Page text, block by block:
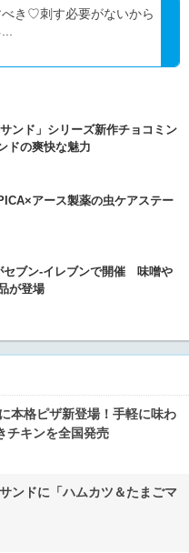
き♡刺す必要がないから
ンド」シリーズ新作チョコミン
ドの爽快な魅力
アース製薬の虫ケアステー
セブン-イレブンで開催 味噌や
が登場
本格ピザ新登場！手軽に味わ
チキンを全国発売
ンドに「ハムカツ＆たまごマ